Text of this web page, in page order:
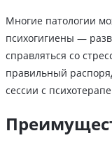
Многие патологии
психогигиены —
справляться со
правильный
сессии с